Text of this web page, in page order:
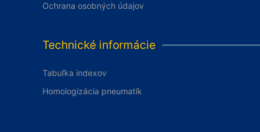
Ochrana osobných údajov
Technické informácie
Tabuľka indexov
Homologizácia pneumatík